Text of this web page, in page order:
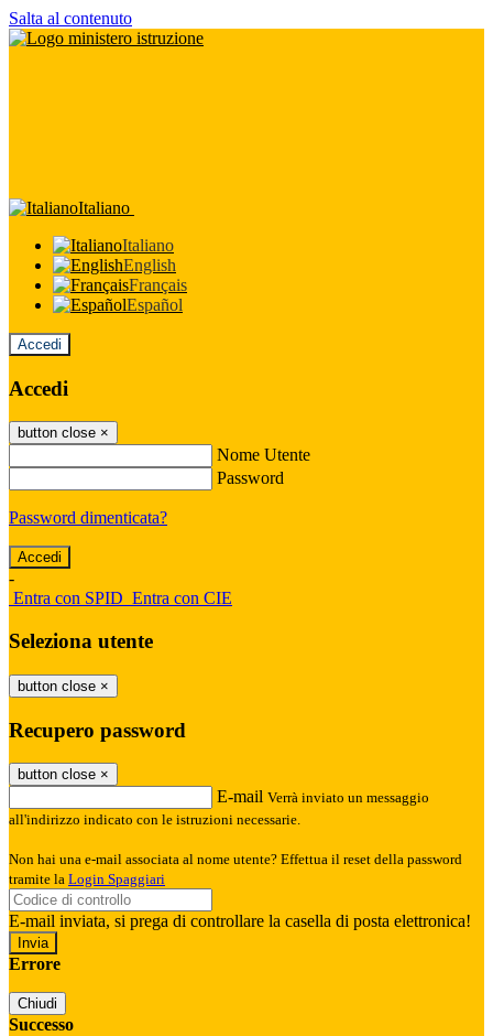
Salta al contenuto
Italiano
Italiano
English
Français
Español
Accedi
Accedi
button close ×
Nome Utente
Password
Password dimenticata?
-
Entra con SPID Entra con CIE
Seleziona utente
button close ×
Recupero password
button close ×
E-mail Verrà inviato un messaggio
all'indirizzo indicato con le istruzioni necessarie.
Non hai una e-mail associata al nome utente? Effettua il reset della password
tramite la Login Spaggiari
E-mail inviata, si prega di controllare la casella di posta elettronica!
Errore
Chiudi
Successo